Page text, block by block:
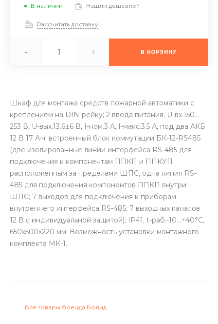
В наличии Нашли дешевле?
Рассчитать доставку
- + В КОРЗИНУ
Шкаф для монтажа средств пожарной автоматики с
креплением на DIN-рейку; 2 ввода питания; U-вх.150…
253 В, U-вых.13.6±6 В, I-ном.3 А, I-макс.3.5 А, под два АКБ
12 В 17 А·ч; встроенный блок коммутации БК-12-RS485
(две изолированные линии интерфейса RS-485 для
подключения к компонентам ППКП и ППКУП
расположенным за пределами ШПС, одна линия RS-
485 для подключения компонентов ППКП внутри
ШПС; 7 выходов для подключения к приборам
внутреннего интерфейса RS-485; 7 выходных каналов
12 В с индивидуальной защитой); IP41, t-раб.-10…+40°С,
650х500х220 мм. Возможность установки монтажного
комплекта МК-1.
Все товары бренда Болид